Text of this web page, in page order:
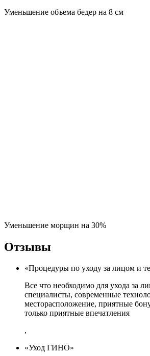
Уменьшение объема бедер на 8 см
Уменьшение морщин на 30%
Отзывы
«Процедуры по уходу за лицом и
Все что необходимо для ухода за
специалисты, современные
месторасположение, приятные
только приятные впечатления
,
«Уход ГИНО»